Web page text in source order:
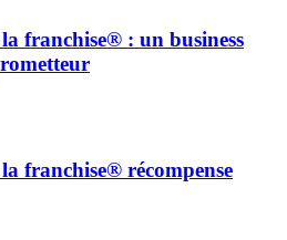
franchise® : un business
franchise® récompense